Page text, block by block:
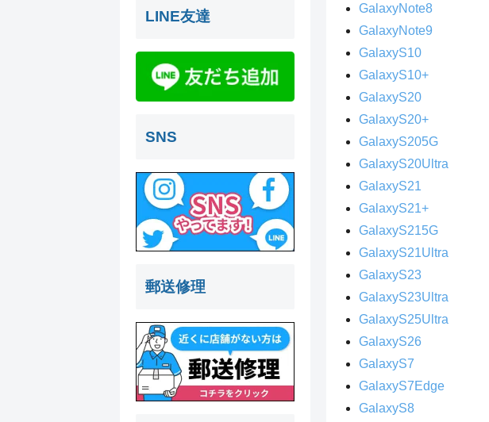
GalaxyNote8
GalaxyNote9
GalaxyS10
GalaxyS10+
GalaxyS20
GalaxyS20+
GalaxyS205G
GalaxyS20Ultra
GalaxyS21
GalaxyS21+
GalaxyS215G
GalaxyS21Ultra
GalaxyS23
GalaxyS23Ultra
GalaxyS25Ultra
GalaxyS26
GalaxyS7
GalaxyS7Edge
GalaxyS8
LINE友達
SNS
郵送修理